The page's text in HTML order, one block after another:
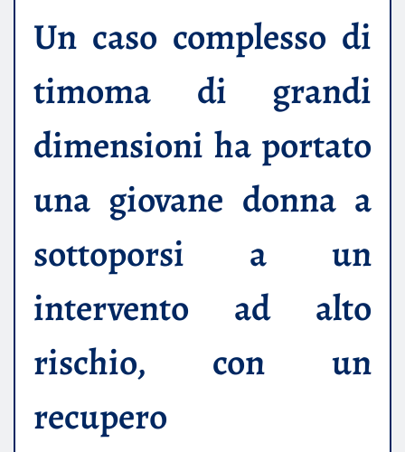
Un caso complesso di
timoma di grandi
dimensioni ha portato
una giovane donna a
sottoporsi a un
intervento ad alto
rischio, con un
recupero